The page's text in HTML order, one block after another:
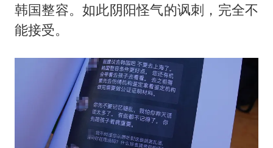
韩国整容。如此阴阳怪气的讽刺，完全不
能接受。